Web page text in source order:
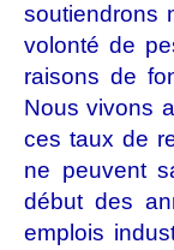
soutiendrons
volonté de
raisons de
Nous vivons
ces taux de
ne peuvent
début des
emplois